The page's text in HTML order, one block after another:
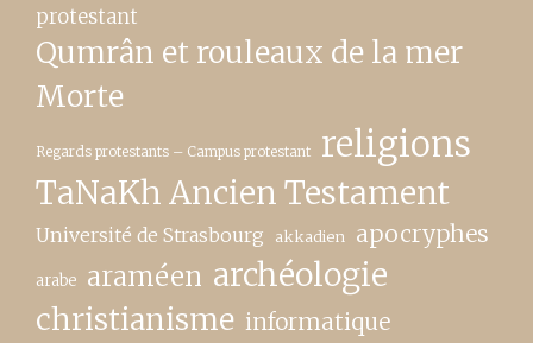
protestant
Qumrân et rouleaux de la mer
Morte
Regards protestants – Campus protestant religions
TaNaKh Ancien Testament
Université de Strasbourg akkadien apocryphes
arabe araméen archéologie
christianisme informatique